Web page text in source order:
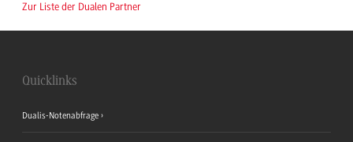
Zur Liste der Dualen Partner
Quicklinks
Dualis-Notenabfrage